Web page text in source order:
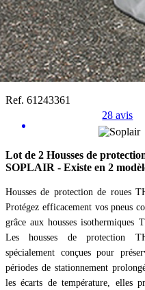
Ref. 61243361
28 avis
Lot de 2 Housses de
SOPLAIR - Existe en 2
Housses de protection de roues
Protégez efficacement vos pneus
grâce aux housses isothermiques
Les housses de protection
spécialement conçues pour
périodes de stationnement
les écarts de température, elles